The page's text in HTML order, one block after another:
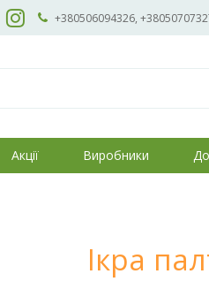
+380506094326,
Акції Виробники
Ікра